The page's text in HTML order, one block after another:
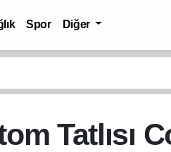
Spor Diğer
Tatlısı